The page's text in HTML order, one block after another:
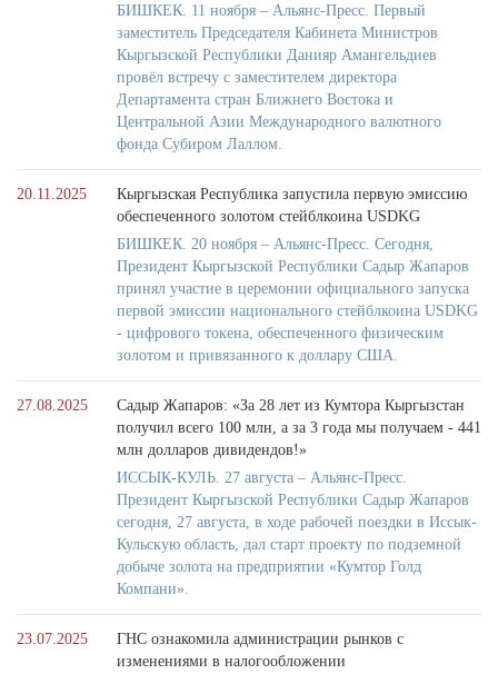
БИШКЕК. 11 ноября – Альянс-Пресс. Первый
заместитель Председателя Кабинета Министров
Кыргызской Республики Данияр Амангельдиев
провёл встречу с заместителем директора
Департамента стран Ближнего Востока и
Центральной Азии Международного валютного
фонда Субиром Лаллом.
20.11.2025
Кыргызская Республика запустила первую эмиссию
обеспеченного золотом стейблкоина USDKG
БИШКЕК. 20 ноября – Альянс-Пресс. Сегодня,
Президент Кыргызской Республики Садыр Жапаров
принял участие в церемонии официального запуска
первой эмиссии национального стейблкоина USDKG
- цифрового токена, обеспеченного физическим
золотом и привязанного к доллару США.
27.08.2025
Садыр Жапаров: «За 28 лет из Кумтора Кыргызстан
получил всего 100 млн, а за 3 года мы получаем - 441
млн долларов дивидендов!»
ИССЫК-КУЛЬ. 27 августа – Альянс-Пресс.
Президент Кыргызской Республики Садыр Жапаров
сегодня, 27 августа, в ходе рабочей поездки в Иссык-
Кульскую область, дал старт проекту по подземной
добыче золота на предприятии «Кумтор Голд
Компани».
23.07.2025
ГНС ознакомила администрации рынков с
изменениями в налогообложении